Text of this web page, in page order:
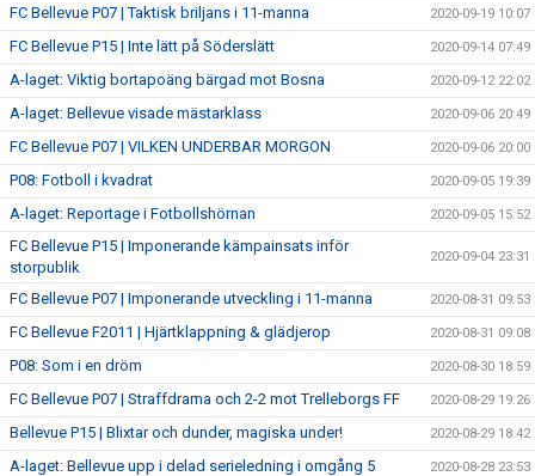
FC Bellevue P07 | Taktisk briljans i 11-manna 2020-09-19 10:07
FC Bellevue P15 | Inte lätt på Söderslätt 2020-09-14 07:49
A-laget: Viktig bortapoäng bärgad mot Bosna 2020-09-12 22:02
A-laget: Bellevue visade mästarklass 2020-09-06 20:49
FC Bellevue P07 | VILKEN UNDERBAR MORGON 2020-09-06 20:00
P08: Fotboll i kvadrat 2020-09-05 19:39
A-laget: Reportage i Fotbollshörnan 2020-09-05 15:52
FC Bellevue P15 | Imponerande kämpainsats inför
storpublik
2020-09-04 23:31
FC Bellevue P07 | Imponerande utveckling i 11-manna 2020-08-31 09:53
FC Bellevue F2011 | Hjärtklappning & glädjerop 2020-08-31 09:08
P08: Som i en dröm 2020-08-30 18:59
FC Bellevue P07 | Straffdrama och 2-2 mot Trelleborgs FF 2020-08-29 19:26
Bellevue P15 | Blixtar och dunder, magiska under! 2020-08-29 18:42
A-laget: Bellevue upp i delad serieledning i omgång 5 2020-08-28 23:53